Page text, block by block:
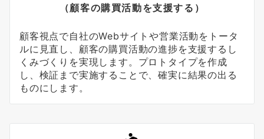
（顧客の購買活動を支援する）
顧客視点で自社のWebサイトや営業活動をトータ
ルに見直し、顧客の購買活動の進捗を支援するし
くみづくりを実現します。プロトタイプを作成
し、検証まで実施することで、確実に結果の出る
ものにします。